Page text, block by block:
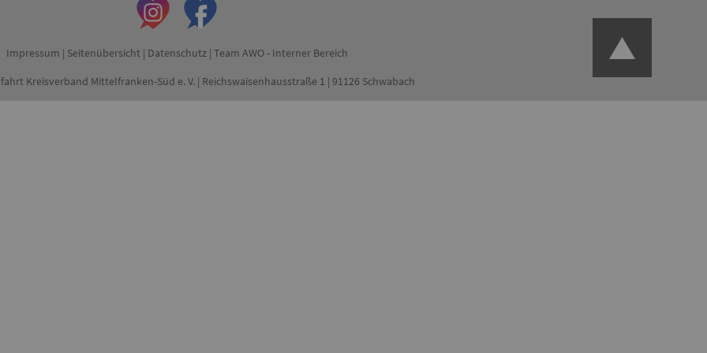
Impressum | Seitenübersicht| Datenschutz| Team AWO - Interner Bereich
Kreisverband Mittelfranken-Süd e. V. | Reichswaisenhausstraße 1 | 91126 Schwabach